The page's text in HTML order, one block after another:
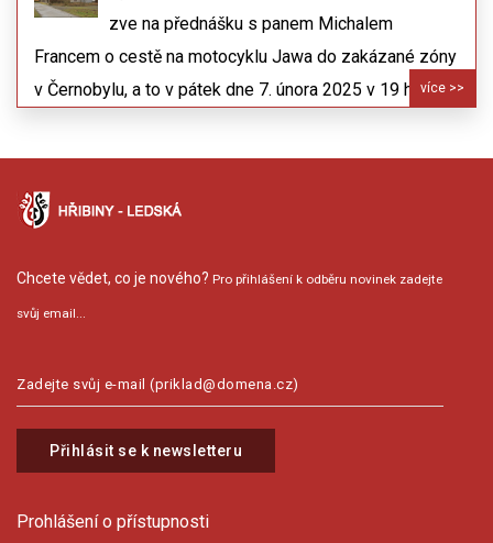
zve na přednášku s panem Michalem
Francem o cestě na motocyklu Jawa do zakázané zóny
v Černobylu, a to v pátek dne 7. února 2025 v 19 hodin.
více >>
Chcete vědet, co je nového? Pro přihlášení k odběru novinek zadejte
svůj email...
Přihlásit se k newsletteru
Prohlášení o přístupnosti